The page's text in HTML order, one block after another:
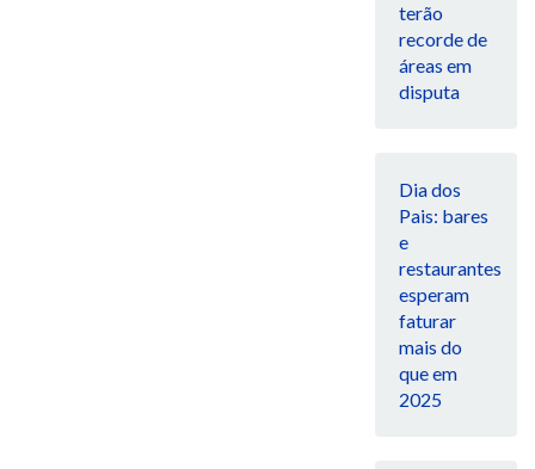
terão
recorde de
áreas em
disputa
Dia dos
Pais: bares
e
restaurantes
esperam
faturar
mais do
que em
2025